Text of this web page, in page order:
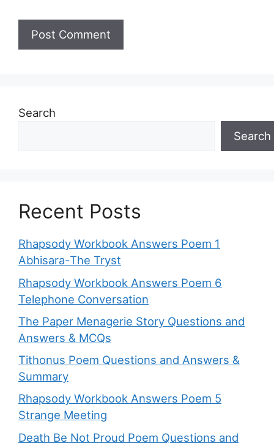
Search
Search
Recent Posts
Rhapsody Workbook Answers Poem 1
Abhisara-The Tryst
Rhapsody Workbook Answers Poem 6
Telephone Conversation
The Paper Menagerie Story Questions and
Answers & MCQs
Tithonus Poem Questions and Answers &
Summary
Rhapsody Workbook Answers Poem 5
Strange Meeting
Death Be Not Proud Poem Questions and